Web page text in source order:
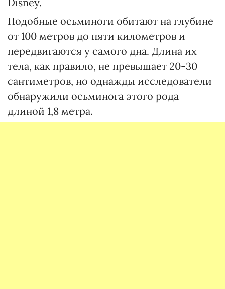
Подобные осьминоги обитают на глубине
от 100 метров до пяти километров и
передвигаются у самого дна. Длина их
тела, как правило, не превышает 20-30
сантиметров, но однажды исследователи
обнаружили осьминога этого рода
длиной 1,8 метра.